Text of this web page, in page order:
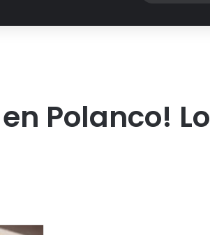
Polanco! Lo